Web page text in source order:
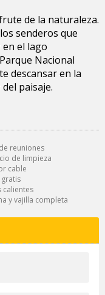
de la naturaleza.
senderos que
en el lago
Nacional
descansar en la
paisaje.
reuniones
de limpieza
cable
gratis
calientes
y vajilla completa